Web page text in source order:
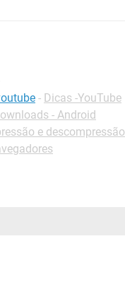
- Dicas -YouTube
- Android
e descompressão